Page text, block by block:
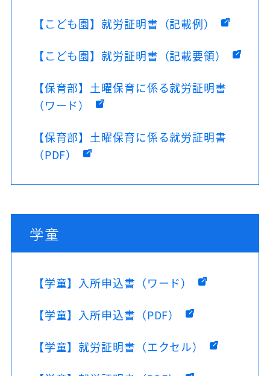
【こども園】就労証明書（記載例）
【こども園】就労証明書（記載要領）
【保育部】土曜保育に係る就労証明書
（ワード）
【保育部】土曜保育に係る就労証明書
（PDF）
学童
【学童】入所申込書（ワード）
【学童】入所申込書（PDF）
【学童】就労証明書（エクセル）